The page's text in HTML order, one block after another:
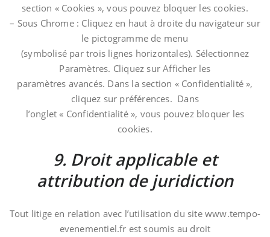
section « Cookies », vous pouvez bloquer les cookies.
– Sous Chrome : Cliquez en haut à droite du navigateur sur
le pictogramme de menu
(symbolisé par trois lignes horizontales). Sélectionnez
Paramètres. Cliquez sur Afficher les
paramètres avancés. Dans la section « Confidentialité »,
cliquez sur préférences. Dans
l’onglet « Confidentialité », vous pouvez bloquer les
cookies.
9. Droit applicable et
attribution de juridiction
Tout litige en relation avec l’utilisation du site www.tempo-
evenementiel.fr est soumis au droit